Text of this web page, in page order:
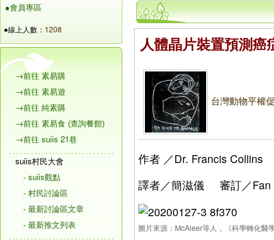
●會員專區
●線上人數： 1208
→前往 素易購
→前往 素易遊
→前往 純素購
→前往 素易食 (查詢餐館)
→前往 suiis 21巷
suiis村民大會
- suiis觀點
- 村民討論區
- 最新討論區文章
- 最新推文列表
人體晶片裝置預測癌
台灣動物平權
作者 ／Dr. Francis Collins
譯者／簡滋儀 審訂／Fan
圖片來源：McAleer等人，《科學轉化醫